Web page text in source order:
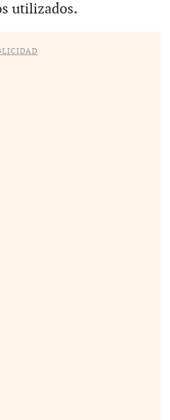
utilizados.